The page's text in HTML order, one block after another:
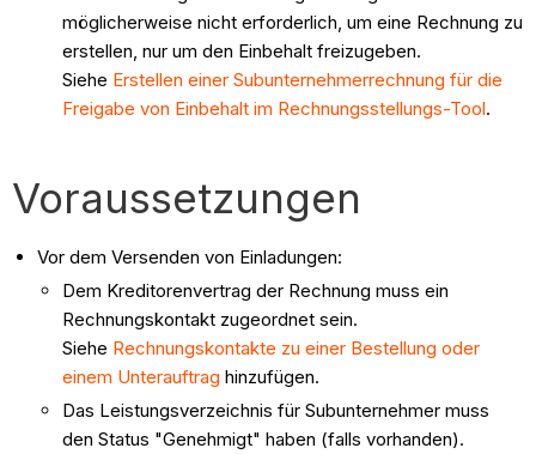
möglicherweise nicht erforderlich, um eine Rechnung zu
erstellen, nur um den Einbehalt freizugeben.
Siehe Erstellen einer Subunternehmerrechnung für die
Freigabe von Einbehalt im Rechnungsstellungs-Tool.
Voraussetzungen
Vor dem Versenden von Einladungen:
Dem Kreditorenvertrag der Rechnung muss ein
Rechnungskontakt zugeordnet sein.
Siehe Rechnungskontakte zu einer Bestellung oder
einem Unterauftrag hinzufügen.
Das Leistungsverzeichnis für Subunternehmer muss
den Status "Genehmigt" haben (falls vorhanden).